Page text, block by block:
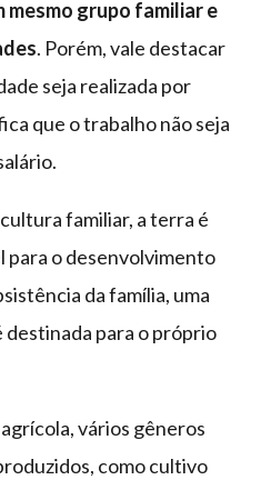
mesmo grupo familiar e
. Porém, vale destacar
seja realizada por
que o trabalho não seja
familiar, a terra é
para o desenvolvimento
da família, uma
destinada para o próprio
vários gêneros
como cultivo